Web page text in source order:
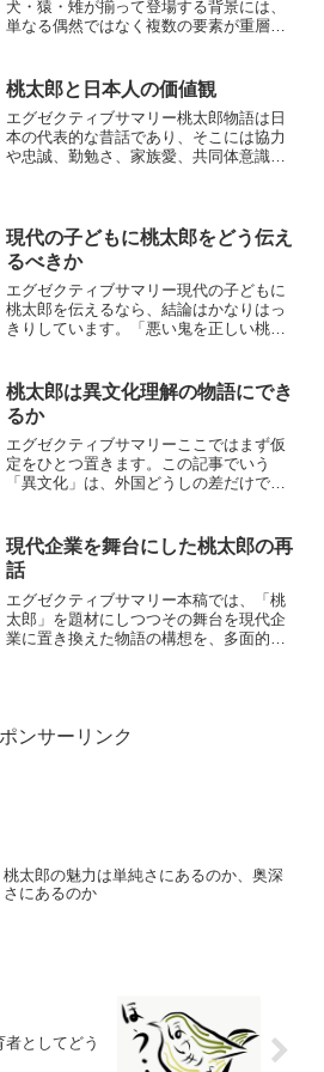
犬・猿・雉が揃って登場する背景には、
単なる偶然ではなく複数の要素が重層的
成立過程を確認した。次に、犬・猿・雉
それぞれが日本文化・信仰で...
桃太郎と日本人の価値観
エグゼクティブサマリー桃太郎物語は日
本の代表的な昔話であり、そこには協力
や忠誠、勤勉さ、家族愛、共同体意識な
構造からは、団結と成果の...
現代の子どもに桃太郎をどう伝え
るべきか
エグゼクティブサマリー現代の子どもに
桃太郎を伝えるなら、結論はかなりはっ
きりしています。「悪い鬼を正しい桃太
点を変えながら、文化遺産としての魅力
と、問い直しの余地の両方...
桃太郎は異文化理解の物語にでき
るか
エグゼクティブサマリーここではまず仮
定をひとつ置きます。この記事でいう
「異文化」は、外国どうしの差だけでは
まで含む広い意味で使います。そう置く
と、答えは「できる、ただし...
現代企業を舞台にした桃太郎の再
話
エグゼクティブサマリー本稿では、「桃
太郎」を題材にしつつその舞台を現代企
業に置き換えた物語の構想を、多面的か
ンサーリンク
桃太郎の魅力は単純さにあるのか、奥深
さにあるのか
としてどう